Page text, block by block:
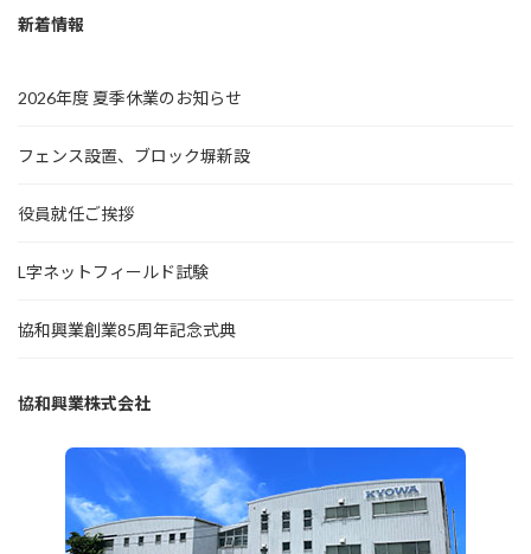
新着情報
2026年度 夏季休業のお知らせ
フェンス設置、ブロック塀新設
役員就任ご挨拶
L字ネットフィールド試験
協和興業創業85周年記念式典
協和興業株式会社